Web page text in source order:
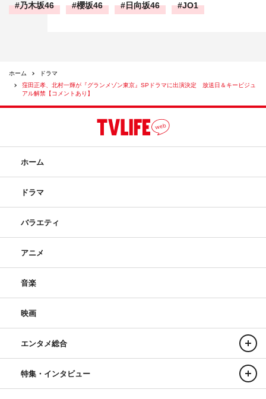
乃木坂46 櫻坂46 日向坂46 JO1
ホーム
ドラマ
窪田正孝、北村一輝が『グランメゾン東京』SPドラマに出演決定 放送日＆キービジュ
アル解禁【コメントあり】
ホーム
ドラマ
バラエティ
アニメ
音楽
映画
エンタメ総合
特集・インタビュー